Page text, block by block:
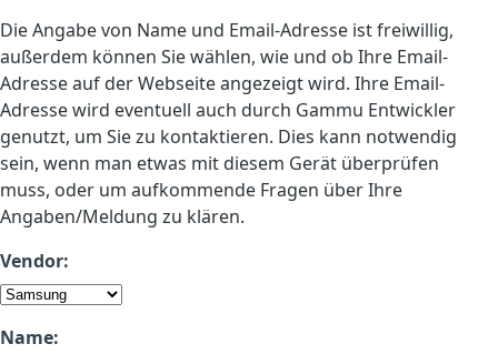
Die Angabe von Name und Email-Adresse ist freiwillig,
außerdem können Sie wählen, wie und ob Ihre Email-
Adresse auf der Webseite angezeigt wird. Ihre Email-
Adresse wird eventuell auch durch Gammu Entwickler
genutzt, um Sie zu kontaktieren. Dies kann notwendig
sein, wenn man etwas mit diesem Gerät überprüfen
muss, oder um aufkommende Fragen über Ihre
Angaben/Meldung zu klären.
Vendor:
Name: